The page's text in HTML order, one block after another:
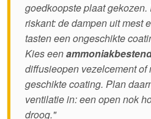
goedkoopste plaat
riskant: de dampen uit mest
tasten een ongeschikte
Kies een
diffusieopen vezelcement of
geschikte coating. Plan
ventilatie in: een open nok
droog."